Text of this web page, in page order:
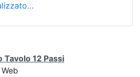
Tavolo 12 Passi